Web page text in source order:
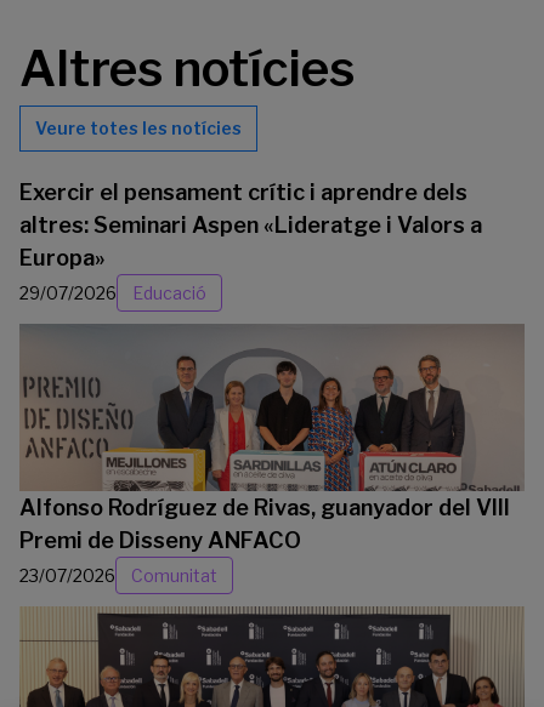
Altres notícies
Veure totes les notícies
Exercir el pensament crític i aprendre dels
altres: Seminari Aspen «Lideratge i Valors a
Europa»
29/07/2026 Educació
Alfonso Rodríguez de Rivas, guanyador del VIII
Premi de Disseny ANFACO
23/07/2026 Comunitat